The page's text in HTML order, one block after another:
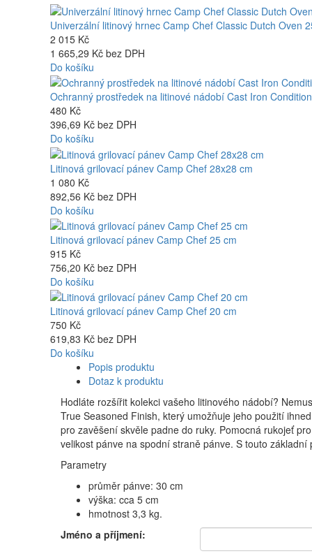
Univerzální litinový hrnec Camp Chef Classic Dutch Oven
2 015 Kč
1 665,29 Kč bez DPH
Do košíku
Ochranný prostředek na litinové nádobí Cast Iron
480 Kč
396,69 Kč bez DPH
Do košíku
Litinová grilovací pánev Camp Chef 28x28 cm
1 080 Kč
892,56 Kč bez DPH
Do košíku
Litinová grilovací pánev Camp Chef 25 cm
915 Kč
756,20 Kč bez DPH
Do košíku
Litinová grilovací pánev Camp Chef 20 cm
750 Kč
619,83 Kč bez DPH
Do košíku
Popis produktu
Dotaz k produktu
Hodláte rozšířit kolekci vašeho litinového nádobí?
True Seasoned Finish, který umožňuje jeho použití
pro zavěšení skvěle padne do ruky. Pomocná rukojeť
velikost pánve na spodní straně pánve. S touto
Parametry
průměr pánve: 30 cm
výška: cca 5 cm
hmotnost 3,3 kg.
Jméno a příjmení: